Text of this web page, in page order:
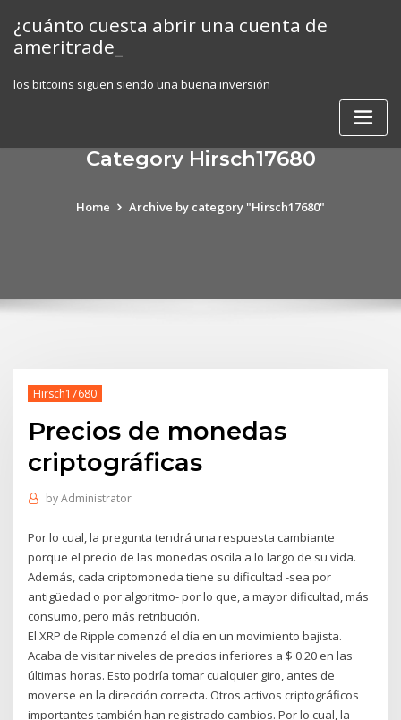
content
¿cuánto cuesta abrir una cuenta de
ameritrade_
los bitcoins siguen siendo una buena inversión
Category Hirsch17680
Home Archive by category "Hirsch17680"
Hirsch17680
Precios de monedas
criptográficas
byAdministrator
Por lo cual, la pregunta tendrá una respuesta cambiante
porque el precio de las monedas oscila a lo largo de su vida.
Además, cada criptomoneda tiene su dificultad -sea por
antigüedad o por algoritmo- por lo que, a mayor dificultad, más
consumo, pero más retribución.
El XRP de Ripple comenzó el día en un movimiento bajista.
Acaba de visitar niveles de precios inferiores a $ 0.20 en las
últimas horas. Esto podría tomar cualquier giro, antes de
moverse en la dirección correcta. Otros activos criptográficos
importantes también han registrado cambios. Por lo cual, la